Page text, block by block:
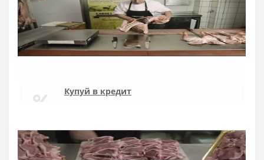
Доставка протягом 1-3 днів по Україні
Гарантія якості
10 років гарантія на ножі
Купуй в кредит